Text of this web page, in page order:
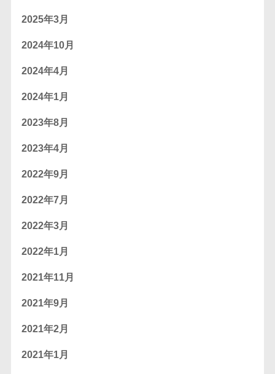
2025年3月
2024年10月
2024年4月
2024年1月
2023年8月
2023年4月
2022年9月
2022年7月
2022年3月
2022年1月
2021年11月
2021年9月
2021年2月
2021年1月